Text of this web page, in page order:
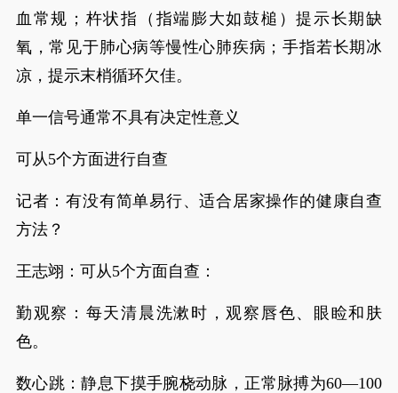
血常规；杵状指（指端膨大如鼓槌）提示长期缺
氧，常见于肺心病等慢性心肺疾病；手指若长期冰
凉，提示末梢循环欠佳。
单一信号通常不具有决定性意义
可从5个方面进行自查
记者：有没有简单易行、适合居家操作的健康自查
方法？
王志翊：可从5个方面自查：
勤观察：每天清晨洗漱时，观察唇色、眼睑和肤
色。
数心跳：静息下摸手腕桡动脉，正常脉搏为60—100